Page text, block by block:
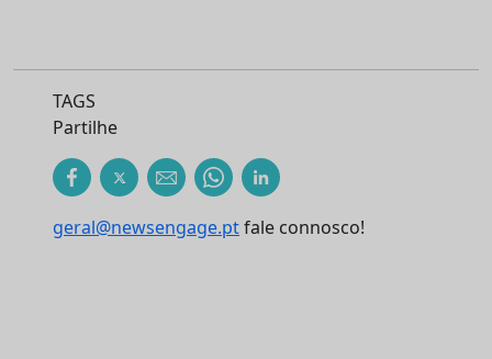
TAGS
Partilhe
geral@newsengage.ptfale connosco!